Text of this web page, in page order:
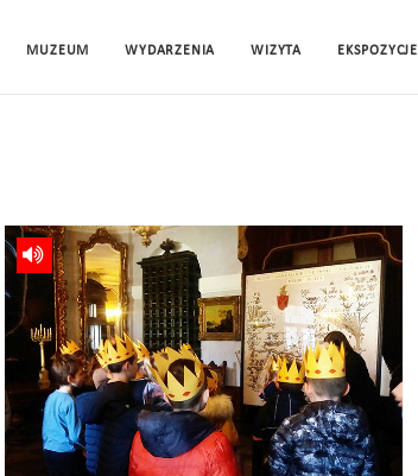
MUZEUM WYDARZENIA WIZYTA EKSPOZYCJE